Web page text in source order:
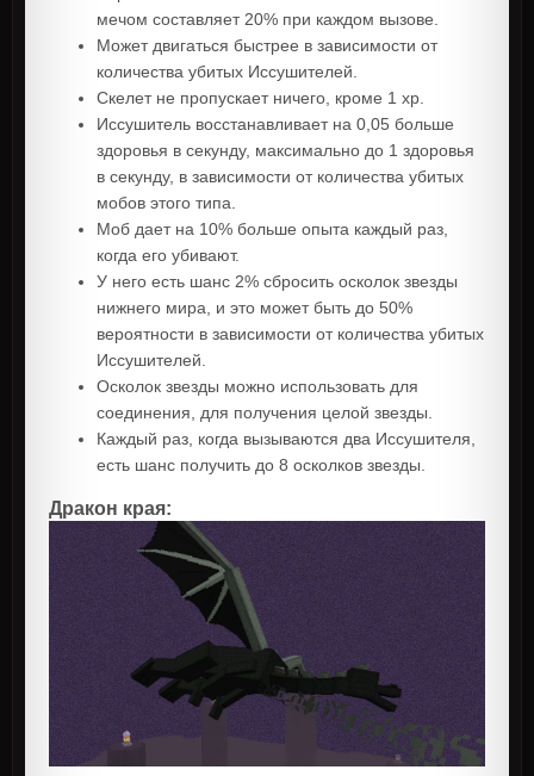
мечом составляет 20% при каждом вызове.
Может двигаться быстрее в зависимости от
количества убитых Иссушителей.
Скелет не пропускает ничего, кроме 1 xp.
Иссушитель восстанавливает на 0,05 больше
здоровья в секунду, максимально до 1 здоровья
в секунду, в зависимости от количества убитых
мобов этого типа.
Моб дает на 10% больше опыта каждый раз,
когда его убивают.
У него есть шанс 2% сбросить осколок звезды
нижнего мира, и это может быть до 50%
вероятности в зависимости от количества убитых
Иссушителей.
Осколок звезды можно использовать для
соединения, для получения целой звезды.
Каждый раз, когда вызываются два Иссушителя,
есть шанс получить до 8 осколков звезды.
Дракон края: